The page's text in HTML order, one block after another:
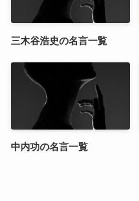
三木谷浩史の名言一覧
中内功の名言一覧